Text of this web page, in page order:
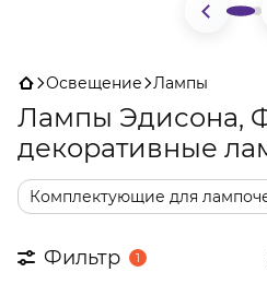
Освещение Лампы
Лампы Эдисона,
декоративные
Комплектующие для
Фильтр 1